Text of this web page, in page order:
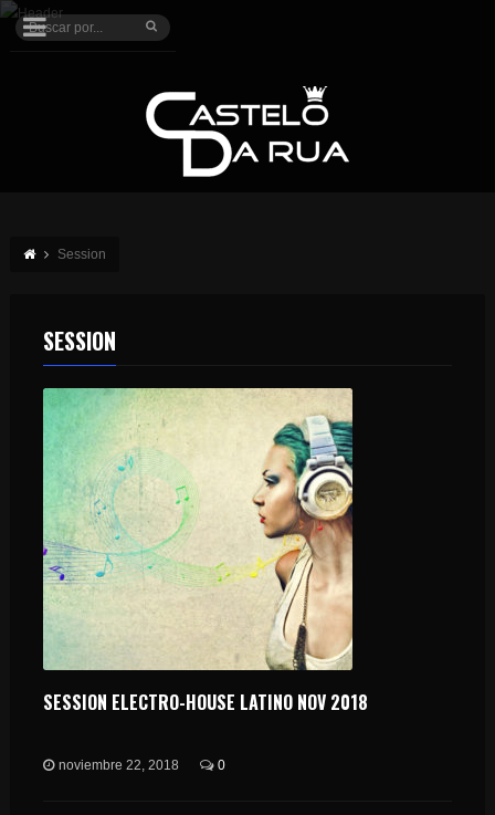
Session
SESSION
SESSION ELECTRO-HOUSE LATINO NOV 2018
noviembre 22, 2018 0